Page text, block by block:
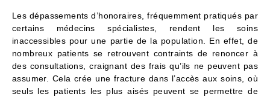
Les dépassements d’honoraires, fréquemment pratiqués par
certains médecins spécialistes, rendent les soins
inaccessibles pour une partie de la population. En effet, de
nombreux patients se retrouvent contraints de renoncer à
des consultations, craignant des frais qu’ils ne peuvent pas
assumer. Cela crée une fracture dans l’accès aux soins, où
seuls les patients les plus aisés peuvent se permettre de